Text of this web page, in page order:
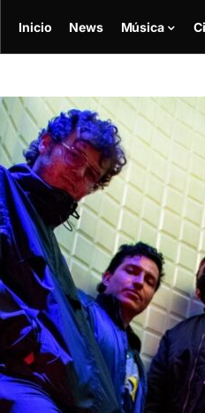
Inicio News Música